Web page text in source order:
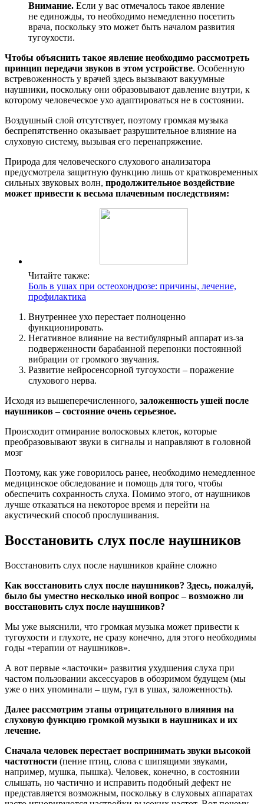
Внимание. Если у вас отмечалось такое явление
не единожды, то необходимо немедленно посетить
врача, поскольку это может быть началом развития
тугоухости.
Чтобы объяснить такое явление необходимо рассмотреть
принцип передачи звуков в этом устройстве. Особенную
встревоженность у врачей здесь вызывают вакуумные
наушники, поскольку они образовывают давление внутри, к
которому человеческое ухо адаптироваться не в состоянии.
Воздушный слой отсутствует, поэтому громкая музыка
беспрепятственно оказывает разрушительное влияние на
слуховую систему, вызывая его перенапряжение.
Природа для человеческого слухового анализатора
предусмотрела защитную функцию лишь от кратковременных
сильных звуковых волн, продолжительное воздействие
может привести к весьма плачевным последствиям:
Читайте также:
Боль в ушах при остеохондрозе: причины, лечение,
профилактика
Внутреннее ухо перестает полноценно
функционировать.
Негативное влияние на вестибулярный аппарат из-за
подверженности барабанной перепонки постоянной
вибрации от громкого звучания.
Развитие нейросенсорной тугоухости – поражение
слухового нерва.
Исходя из вышеперечисленного, заложенность ушей после
наушников – состояние очень серьезное.
Происходит отмирание волосковых клеток, которые
преобразовывают звуки в сигналы и направляют в головной
мозг
Поэтому, как уже говорилось ранее, необходимо немедленное
медицинское обследование и помощь для того, чтобы
обеспечить сохранность слуха. Помимо этого, от наушников
лучше отказаться на некоторое время и перейти на
акустический способ прослушивания.
Восстановить слух после наушников
Восстановить слух после наушников крайне сложно
Как восстановить слух после наушников? Здесь, пожалуй,
было бы уместно несколько иной вопрос – возможно ли
восстановить слух после наушников?
Мы уже выяснили, что громкая музыка может привести к
тугоухости и глухоте, не сразу конечно, для этого необходимы
годы «терапии от наушников».
А вот первые «ласточки» развития ухудшения слуха при
частом пользовании аксессуаров в обозримом будущем (мы
уже о них упоминали – шум, гул в ушах, заложенность).
Далее рассмотрим этапы отрицательного влияния на
слуховую функцию громкой музыки в наушниках и их
лечение.
Сначала человек перестает воспринимать звуки высокой
частотности (пение птиц, слова с шипящими звуками,
например, мушка, пышка). Человек, конечно, в состоянии
слышать, но частично и исправить подобный дефект не
представляется возможным, поскольку в слуховых аппаратах